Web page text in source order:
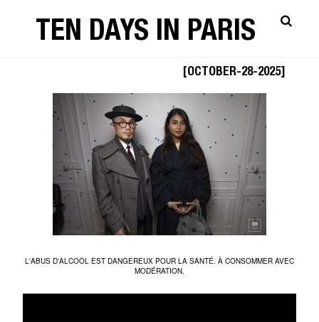
TEN DAYS IN PARIS
[OCTOBER-28-2025]
L'ABUS D'ALCOOL EST DANGEREUX POUR LA SANTÉ. À CONSOMMER AVEC
MODÉRATION.